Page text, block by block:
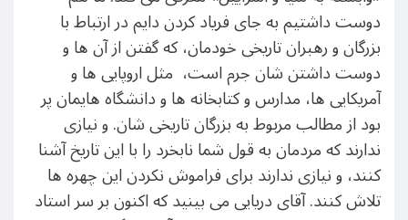
دوست داشتیم به جای فریاد کردن دایم در ارتباط با
بزرگان و رهبران تاریخی خودمان، که گفتن از آن ها و
دوست داشتن شان جرم است، مثل اروپایی ها و
آمریکایی ها، مدارس و کتابخانه ها و دانشگاه هایمان پر
بود از مطالب مربوط به بزرگان تاریخی شان. و نیازی
ندارند که مردمان به قول شما نابخرد را با این تاریخ آشنا
کنند، و نیازی ندارند برای فراموش نکردن این چهره ها
تلاش کنند. آقای دریایی می بینید که اکنون بر سر استاد